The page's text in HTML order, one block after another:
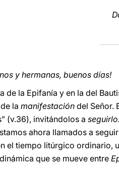
y hermanas, buenos días!
de la Epifanía y en la del
la manifestación del Señor.
(v.36), invitándolos a seguirlo.
ahora llamados a
el tiempo litúrgico ordinario,
que se mueve entre